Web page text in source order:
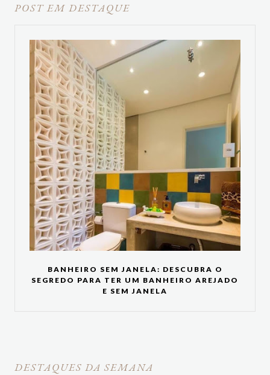
POST EM DESTAQUE
BANHEIRO SEM JANELA: DESCUBRA O
SEGREDO PARA TER UM BANHEIRO AREJADO
E SEM JANELA
DESTAQUES DA SEMANA